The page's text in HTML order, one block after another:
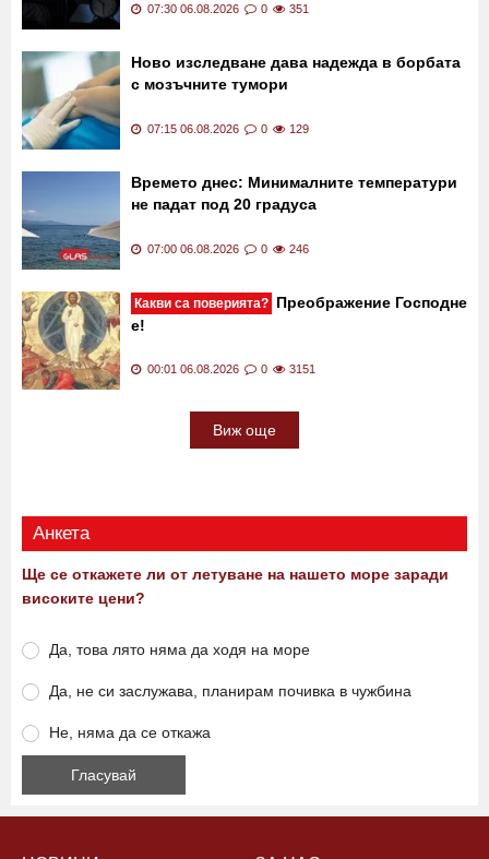
07:30 06.08.2026 0 351
Ново изследване дава надежда в борбата
с мозъчните тумори
07:15 06.08.2026 0 129
Времето днес: Минималните температури
не падат под 20 градуса
07:00 06.08.2026 0 246
Какви са поверията? Преображение Господне
е!
00:01 06.08.2026 0 3151
Виж още
Анкета
Ще се откажете ли от летуване на нашето море заради
високите цени?
Да, това лято няма да ходя на море
Да, не си заслужава, планирам почивка в чужбина
Не, няма да се откажа